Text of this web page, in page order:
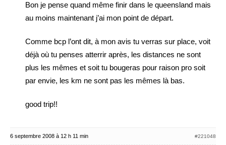
Bon je pense quand même finir dans le queensland mais
au moins maintenant j’ai mon point de départ.
Comme bcp l’ont dit, à mon avis tu verras sur place, voit
déjà où tu penses atterrir après, les distances ne sont
plus les mêmes et soit tu bougeras pour raison pro soit
par envie, les km ne sont pas les mêmes là bas.
good trip!!
6 septembre 2008 à 12 h 11 min #221048